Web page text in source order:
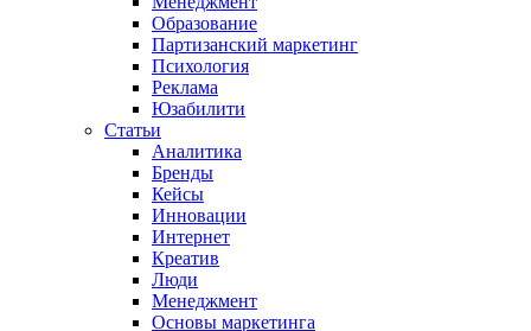
Образование
Партизанский маркетинг
Психология
Реклама
Юзабилити
Статьи
Аналитика
Бренды
Кейсы
Инновации
Интернет
Креатив
Люди
Менеджмент
Основы маркетинга